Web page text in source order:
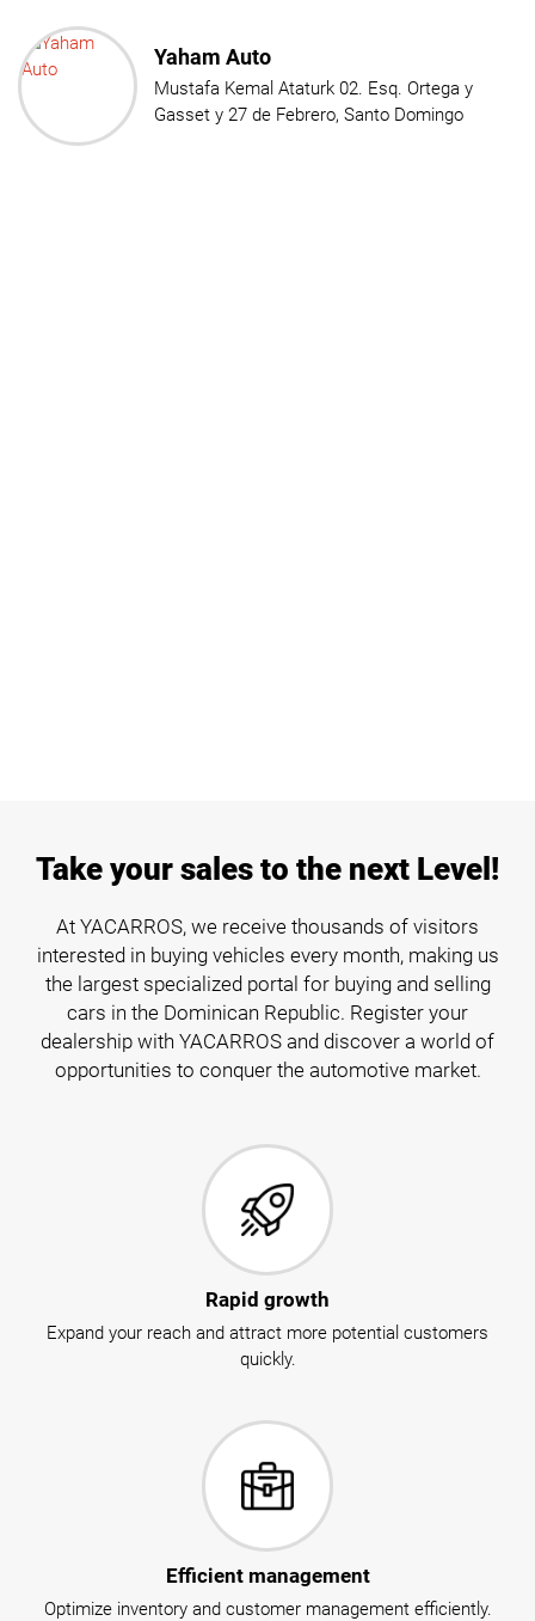
Yaham Auto
Mustafa Kemal Ataturk 02. Esq. Ortega y
Gasset y 27 de Febrero, Santo Domingo
Take your sales to the next Level!
At YACARROS, we receive thousands of visitors
interested in buying vehicles every month, making us
the largest specialized portal for buying and selling
cars in the Dominican Republic. Register your
dealership with YACARROS and discover a world of
opportunities to conquer the automotive market.
Rapid growth
Expand your reach and attract more potential customers
quickly.
Efficient management
Optimize inventory and customer management efficiently.